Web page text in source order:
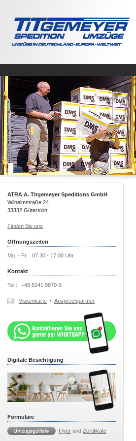
ATRA A. Titgemeyer Speditions GmbH
Wilhelmstraße 24
33332 Gütersloh
Finden Sie uns
Öffnungszeiten
Mo. - Fr. 07.30 - 17.00 Uhr
Kontakt
Tel.: +49 5241 9870-0
Visitenkarte / Ansprechpartner
Digitale Besichtigung
Formulare
Flyer und Zertifikate